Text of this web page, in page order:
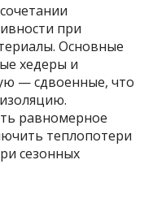
при
Основные
хедеры и
— сдвоенные, что
равномерное
теплопотери
сезонных